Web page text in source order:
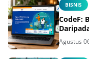
BISNIS
CodeF:
Agustus